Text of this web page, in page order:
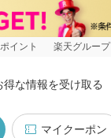
イント 楽天グループ
得な情報を受け取る
マイクーポン